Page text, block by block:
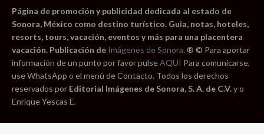
Página de promoción y publicidad dedicada al estado de
Sonora, México como destino turístico. Guia, notas, hoteles,
resorts, tours, vacación, eventos y más para una placentera
vacación. Publicación de Imágenes de Sonora. ® © Para aportar
información de un punto por favor pulseAQUÍ Para comunicarse,
use WhatsApp o el menú de Contacto. Todos los derechos
reservados por Editorial Imágenes de Sonora, S. A. de C.V.y o
Enrique Yescas E.